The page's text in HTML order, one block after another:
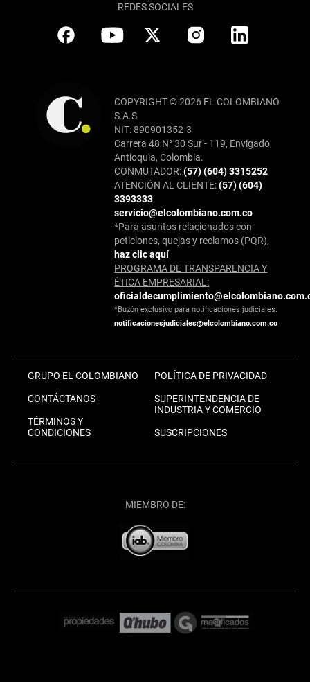
REDES SOCIALES
COPYRIGHT © 2026 EL COLOMBIANO
S.A.S
NIT: 890901352-3
Carrera 48 N° 30 Sur - 119, Envigado,
Antioquia, Colombia.
CONMUTADOR:(57) (604) 3315252
ATENCIÓN AL CLIENTE:(57) (604)
3393333
servicio@elcolombiano.com.co
*Para asuntos relacionados con
peticiones, quejas y reclamos (PQR),
haz clic aquí
PROGRAMA DE TRANSPARENCIA Y
ÉTICA EMPRESARIAL:
*Buzón exclusivo para notificaciones judiciales:
notificacionesjudiciales@elcolombiano.com.co
GRUPO EL COLOMBIANO
CONTÁCTANOS
TÉRMINOS Y
CONDICIONES
POLÍTICA DE PRIVACIDAD
SUPERINTENDENCIA DE
INDUSTRIA Y COMERCIO
SUSCRIPCIONES
MIEMBRO DE: